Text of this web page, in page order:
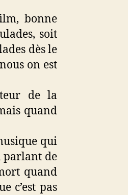
bonne
soit
dès le
on est
de la
quand
qui
parlant de
quand
c’est pas